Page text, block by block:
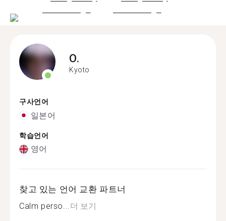
O.
Kyoto
구사언어
일본어
학습언어
영어
찾고 있는 언어 교환 파트너
Calm perso...더 보기